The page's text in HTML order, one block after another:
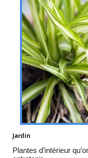
Jardin
Plantes d’intérieur